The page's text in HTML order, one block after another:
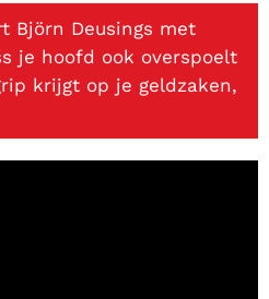
Björn Deusings met
je hoofd ook overspoelt
krijgt op je geldzaken,